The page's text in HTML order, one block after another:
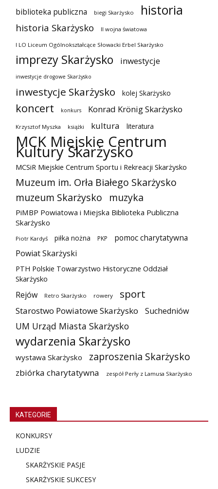
biblioteka publiczna biegi Skarżysko historia
historia Skarżysko II wojna światowa
I LO Liceum Ogólnokształcące Słowacki Erbel Skarżysko
imprezy Skarżysko inwestycje
inwestycje drogowe Skarżysko
inwestycje Skarżysko kolej Skarżysko
koncert konkurs Konrad Krönig Skarżysko
Krzysztof Myszka książki kultura literatura
MCK Miejskie Centrum
Kultury Skarżysko
MCSiR Miejskie Centrum Sportu i Rekreacji Skarżysko
Muzeum im. Orła Białego Skarżysko
muzeum Skarżysko
muzyka
PiMBP Powiatowa i Miejska Biblioteka Publiczna
Skarżysko
Piotr Kardyś piłka nożna PKP
pomoc charytatywna
Powiat Skarżyski
PTH Polskie Towarzystwo Historyczne Oddział
Skarżysko
Rejów Retro Skarżysko rowery sport
Starostwo Powiatowe Skarżysko Suchedniów
UM Urząd Miasta Skarżysko
wydarzenia Skarżysko
wystawa Skarżysko zaproszenia Skarżysko
zbiórka charytatywna zespół Perły z Lamusa Skarżysko
KATEGORIE
KONKURSY
LUDZIE
SKARŻYSKIE PASJE
SKARŻYSKIE SUKCESY